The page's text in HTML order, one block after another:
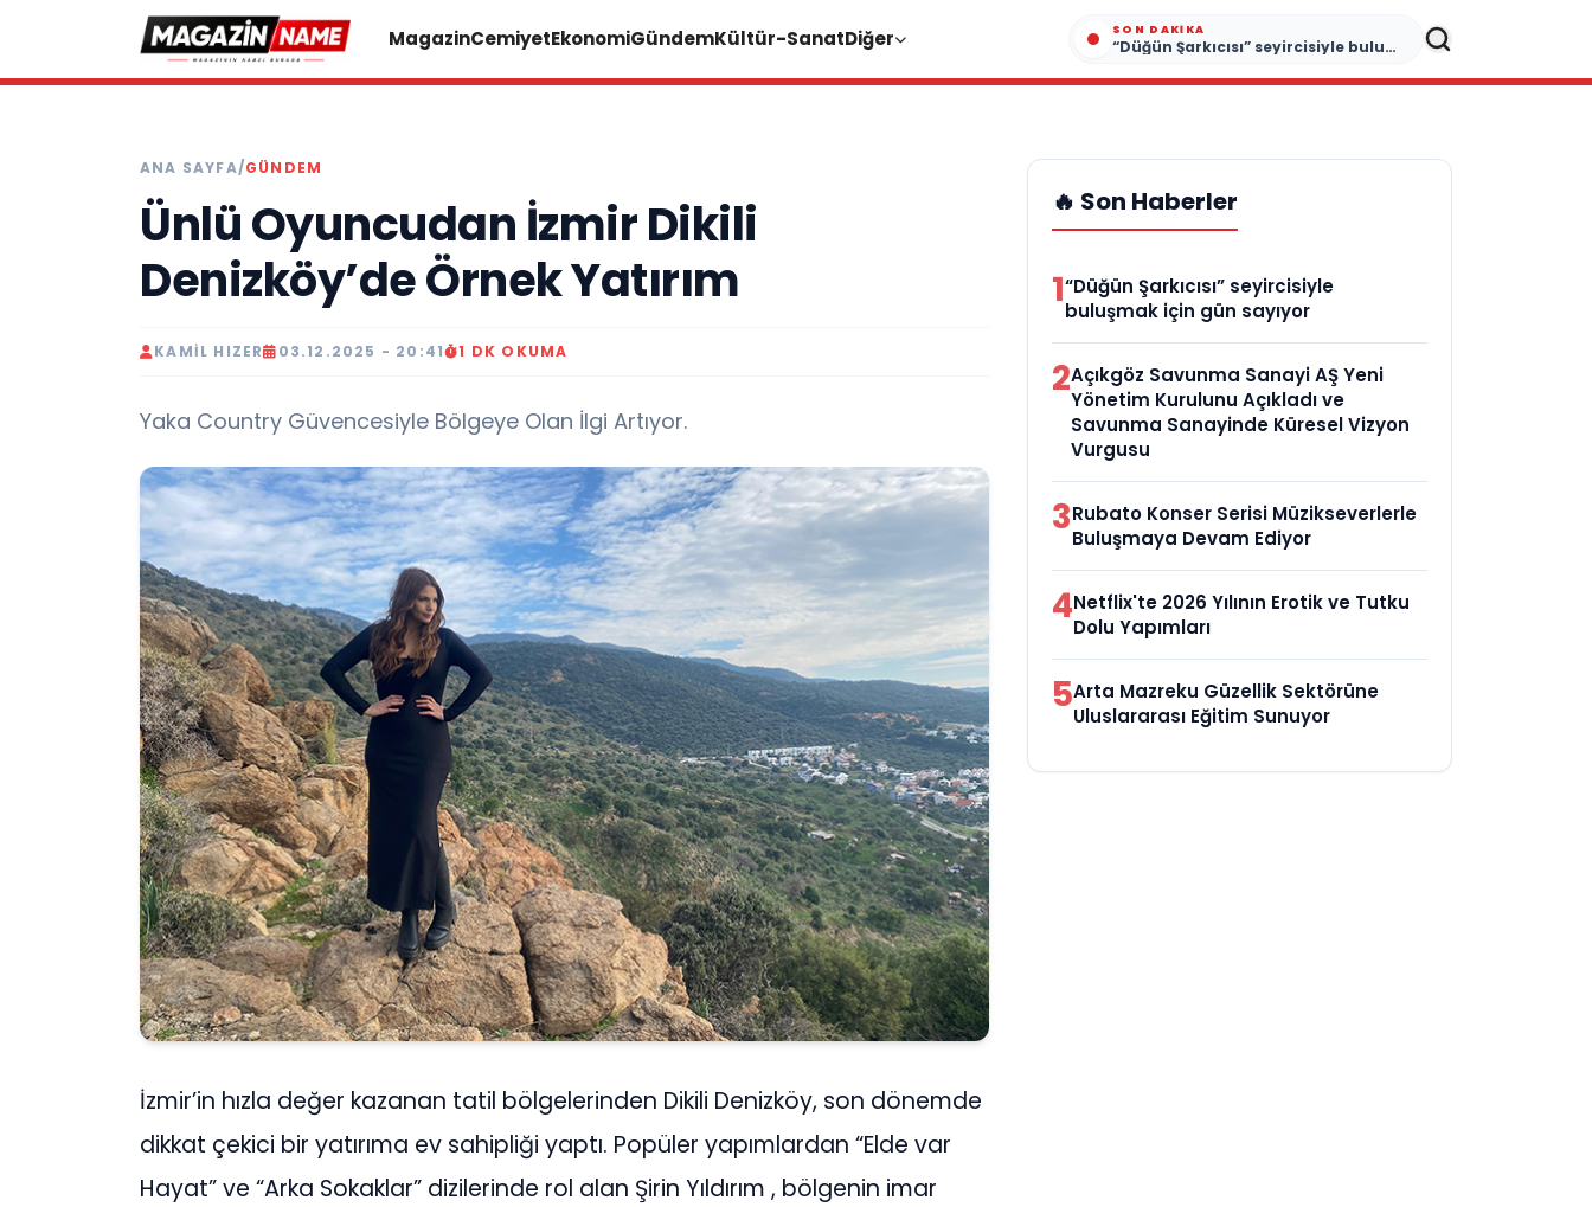
MagazinCemiyetEkonomiGündemKültür-SanatDiğer SON DAKIKA
“Düğün Şarkıcısı” seyircisiyle buluşmak için gün sayıyor
ANA SAYFA/GÜNDEM
Ünlü Oyuncudan İzmir Dikili
Denizköy’de Örnek Yatırım
KAMIL HIZER 03.12.2025 - 20:41 1 DK OKUMA
Yaka Country Güvencesiyle Bölgeye Olan İlgi Artıyor.
İzmir’in hızla değer kazanan tatil bölgelerinden Dikili Denizköy, son dönemde
dikkat çekici bir yatırıma ev sahipliği yaptı. Popüler yapımlardan “Elde var
Hayat” ve “Arka Sokaklar” dizilerinde rol alan Şirin Yıldırım , bölgenin imar
🔥 Son Haberler
1“Düğün Şarkıcısı” seyircisiyle
buluşmak için gün sayıyor
2Açıkgöz Savunma Sanayi AŞ Yeni
Yönetim Kurulunu Açıkladı ve
Savunma Sanayinde Küresel Vizyon
Vurgusu
3Rubato Konser Serisi Müzikseverlerle
Buluşmaya Devam Ediyor
4Netflix'te 2026 Yılının Erotik ve Tutku
Dolu Yapımları
5Arta Mazreku Güzellik Sektörüne
Uluslararası Eğitim Sunuyor